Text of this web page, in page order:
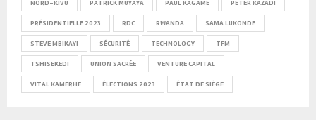
NORD-KIVU PATRICK MUYAYA PAUL KAGAME PETER KAZADI
PRÉSIDENTIELLE 2023 RDC RWANDA SAMA LUKONDE
STEVE MBIKAYI SÉCURITÉ TECHNOLOGY TFM
TSHISEKEDI UNION SACRÉE VENTURE CAPITAL
VITAL KAMERHE ÉLECTIONS 2023 ÉTAT DE SIÈGE